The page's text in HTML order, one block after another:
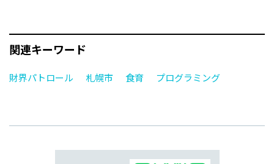
関連キーワード
財界パトロール 札幌市 食育 プログラミング